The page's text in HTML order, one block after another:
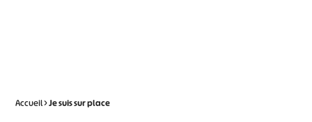
Accueil>Je suis surplace